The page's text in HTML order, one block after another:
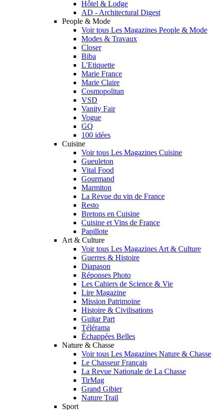
Hôtel & Lodge
AD - Architectural Digest
People & Mode
Voir tous Les Magazines People & Mode
Modes & Travaux
Closer
Biba
L'Etiquette
Marie France
Marie Claire
Cosmopolitan
VSD
Vanity Fair
Vogue
GQ
100 idées
Cuisine
Voir tous Les Magazines Cuisine
Gueuleton
Vital Food
Gourmand
Marmiton
La Revue du vin de France
Resto
Bretons en Cuisine
Cuisine et Vins de France
Papillote
Art & Culture
Voir tous Les Magazines Art & Culture
Guerres & Histoire
Diapason
Réponses Photo
Les Cahiers de Science & Vie
Lire Magazine
Mission Patrimoine
Histoire & Civilisations
Guitar Part
Télérama
Échappées Belles
Nature & Chasse
Voir tous Les Magazines Nature & Chasse
Le Chasseur Français
La Revue Nationale de La Chasse
TirMag
Grand Gibier
Nature Trail
Sport